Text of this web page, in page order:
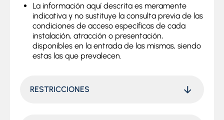
La información aquí descrita es meramente
indicativa y no sustituye la consulta previa de las
condiciones de acceso específicas de cada
instalación, atracción o presentación,
disponibles en la entrada de las mismas, siendo
estas las que prevalecen.
RESTRICCIONES